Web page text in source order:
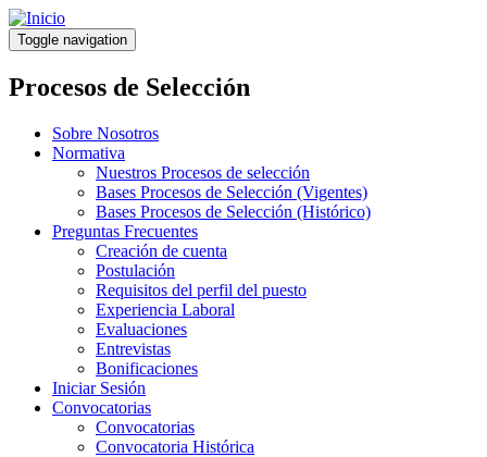
Pasar
al
contenido
principal
Toggle navigation
Procesos de Selección
Sobre Nosotros
Normativa
Nuestros Procesos de selección
Bases Procesos de Selección (Vigentes)
Bases Procesos de Selección (Histórico)
Preguntas Frecuentes
Creación de cuenta
Postulación
Requisitos del perfil del puesto
Experiencia Laboral
Evaluaciones
Entrevistas
Bonificaciones
Iniciar Sesión
Convocatorias
Convocatorias
Convocatoria Histórica